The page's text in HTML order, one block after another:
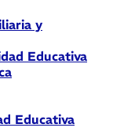
y
Educativa
Educativa